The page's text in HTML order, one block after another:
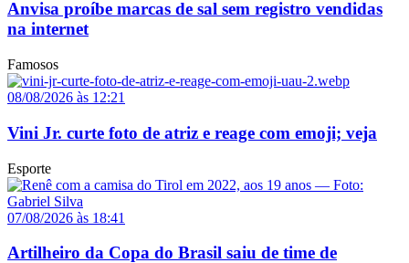
Anvisa proíbe marcas de sal sem registro vendidas
na internet
Famosos
08/08/2026 às 12:21
Vini Jr. curte foto de atriz e reage com emoji; veja
Esporte
07/08/2026 às 18:41
Artilheiro da Copa do Brasil saiu de time de